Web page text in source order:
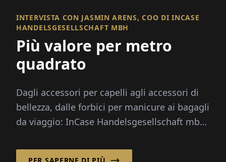
INTERVISTA CON JASMIN ARENS, COO DI INCASE
HANDELSGESELLSCHAFT MBH
Più valore per metro
quadrato
Dagli accessori per capelli agli accessori di
bellezza, dalle forbici per manicure ai bagagli
da viaggio: InCase Handelsgesellschaft mbH